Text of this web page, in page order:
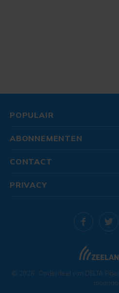
POPULAIR
ABONNEMENTEN
CONTACT
© 2026 . Onderdeel van DELTA
PRIVACY